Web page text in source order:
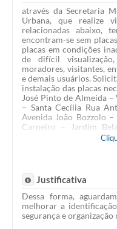
através da Secretaria
Urbana, que realize
relacionadas abaixo,
encontram-se sem
placas em condições
de difícil
moradores, visitantes,
e demais usuários.
instalação das placas
José Pinto de Almeida
– Santa Cecília Rua
Avenida João Bozzolo
Carneiro – Jardim
Soares Teruel
Premier Avenida
Joaquim Nunes
Idemori – São
Joaquim Avenida
Vaz de Mello – Centro
Anchieta – Centro
Bento da Cruz –
Justificativa
Dessa forma,
melhorar a
segurança e